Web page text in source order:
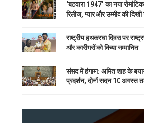
‘बटवारा 1947’ का नया
रिलीज, प्यार और उम्मीद की
राष्ट्रीय हथकरघा दिवस पर
और कारीगरों को किया सम्मानित
संसद में हंगामा: अमित शाह के
प्रदर्शन, दोनों सदन 10 अगस्त